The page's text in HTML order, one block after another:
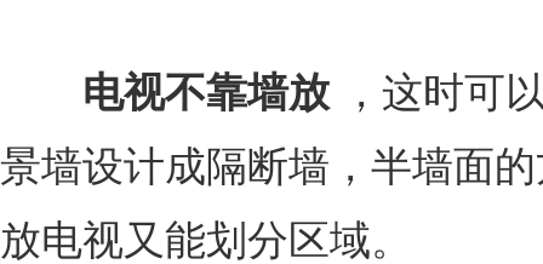
电视不靠墙放 ，这时可
景墙设计成隔断墙，半墙面
放电视又能划分区域。